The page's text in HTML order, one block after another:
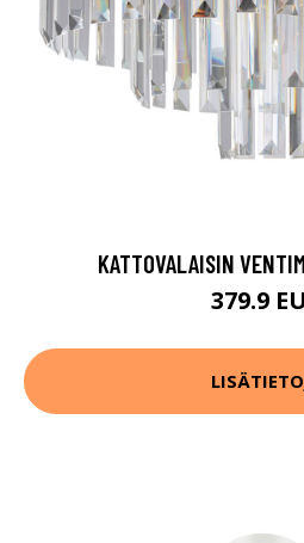
KATTOVALAISIN
379.9